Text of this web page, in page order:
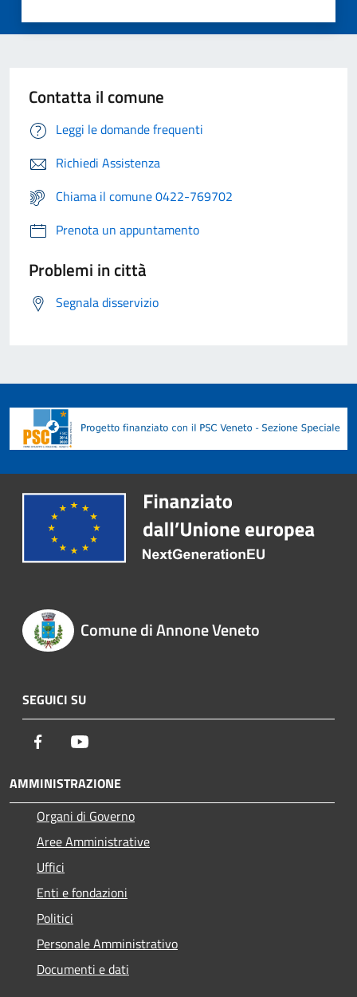
Contatta il comune
Leggi le domande frequenti
Richiedi Assistenza
Chiama il comune 0422-769702
Prenota un appuntamento
Problemi in città
Segnala disservizio
Comune di Annone Veneto
SEGUICI SU
Facebook
AMMINISTRAZIONE
Organi di Governo
Aree Amministrative
Uffici
Enti e fondazioni
Politici
Personale Amministrativo
Documenti e dati